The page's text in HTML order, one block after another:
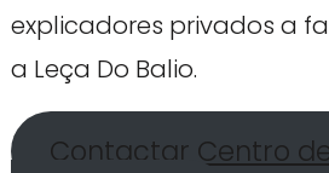
explicadores privados a
a Leça Do Balio.
Contactar Centro